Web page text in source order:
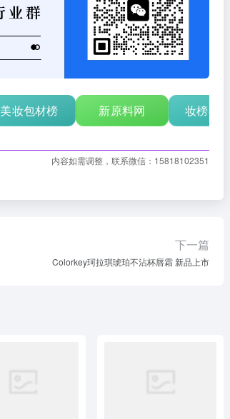
美妆包材榜 新原料网 妆榜行
内容如需调整，联系微信：15818102351
下一篇
Colorkey珂拉琪琥珀不沾杯唇霜 新品上市